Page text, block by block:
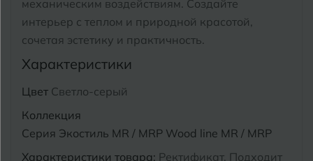
механическим воздействиям. Создайте
интерьер с теплом и природной красотой,
сочетая эстетику и практичность.
Характеристики
Цвет Светло-серый
Коллекция
Серия Экостиль MR / MRP Wood line MR / MRP
Характеристики товара: Ректификат, Подходит
Ковров
Кострома
Котлас
Краснодар
Курган
У
Ульяновск